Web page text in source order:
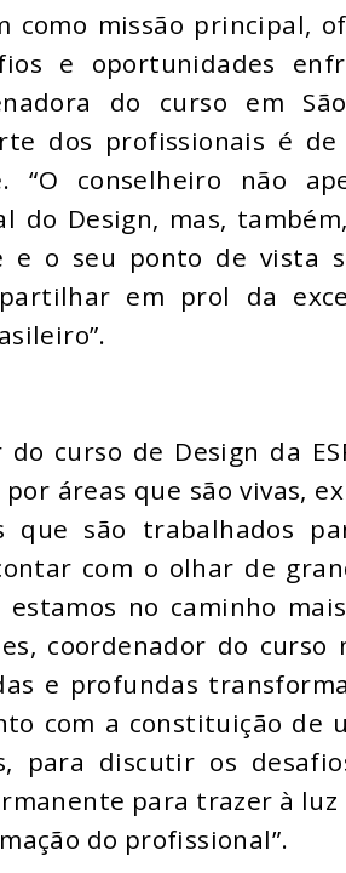
como missão principal,
e oportunidades
do curso em
dos profissionais é
“O conselheiro não
do Design, mas,
e o seu ponto de vista
em prol da
curso de Design da
áreas que são vivas,
que são trabalhados
com o olhar de
no caminho
coordenador do curso
e profundas
com a constituição de
para discutir os
para trazer à
do profissional”.